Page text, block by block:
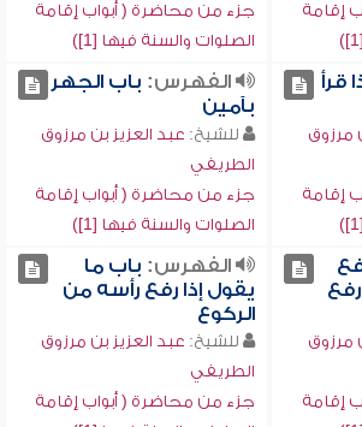
إقامة
جزء من محاضرة ( أبواب إقامة
الصلوات والسنة فيها [1])
قرأ
مرزوق
إقامة
الفهرس: باب الجهر
بآمين
للشيخ: عبد العزيز بن مرزوق
الطريفي
جزء من محاضرة ( أبواب إقامة
الصلوات والسنة فيها [1])
رفع
مرزوق
إقامة
الفهرس: باب ما
يقول إذا رفع رأسه من
الركوع
للشيخ: عبد العزيز بن مرزوق
الطريفي
جزء من محاضرة ( أبواب إقامة